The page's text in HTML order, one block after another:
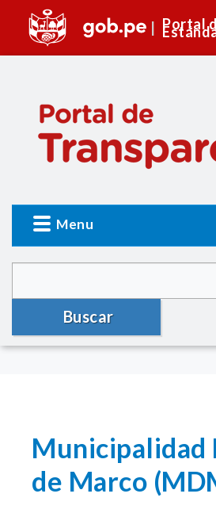
Portal
Menu
Buscar
de Marco